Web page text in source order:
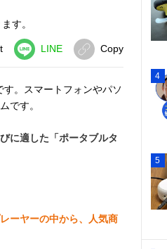
す。
LINE Copy
す。スマートフォンやパソ
です。
に適した「ポータブルタ
ーヤーの中から、人気商
4
5